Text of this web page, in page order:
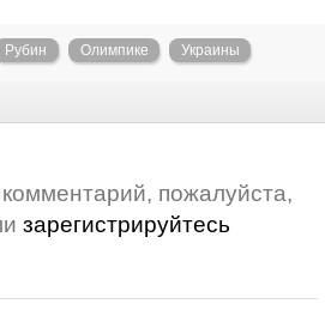
Рубин Олимпике Украины
пожалуйста,
зарегистрируйтесь